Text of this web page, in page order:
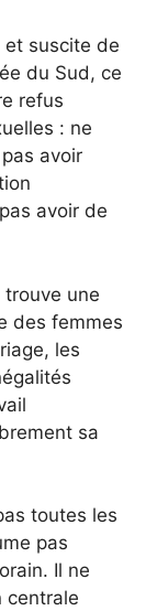
et suscite de
du Sud, ce
refus
: ne
avoir
avoir de
une
des femmes
les
sa
toutes les
pas
Il ne
centrale